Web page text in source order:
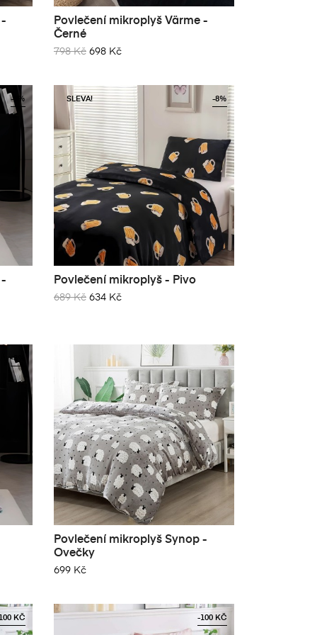
DO KOŠÍKU
Povlečení mikroplyš Värme -
Černé
798 Kč 698 Kč
-8% SLEVA!
DO KOŠÍKU
Povlečení mikroplyš - Pivo
689 Kč
-8%
634 Kč
-8%
DO KOŠÍKU
Povlečení mikroplyš Synop -
Ovečky
699 Kč
KČ -100 KČ
×
×
×